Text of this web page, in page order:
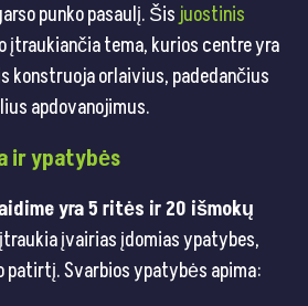
punko pasaulį. Šisjuostinis
įtraukiančia tema, kurios centre yra
konstruoja orlaivius, padedančius
apdovanojimus.
ir ypatybės
yra 5 ritės ir 20 išmokų
įvairias įdomias ypatybes,
patirtį. Svarbios ypatybės apima: